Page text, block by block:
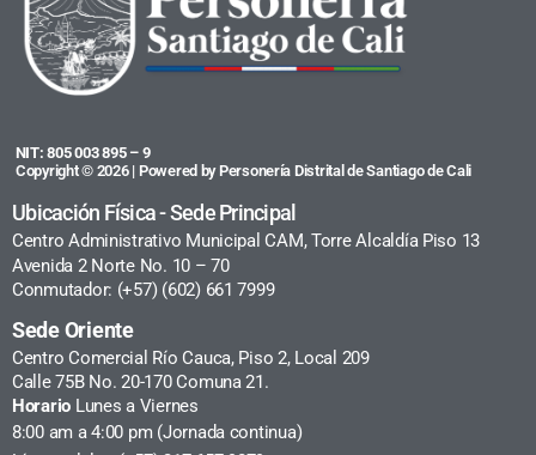
NIT: 805 003 895 – 9
Copyright © 2026 | Powered by Personería Distrital de Santiago de Cali
Ubicación Física - Sede Principal
Centro Administrativo Municipal CAM, Torre Alcaldía Piso 13
Avenida 2 Norte No. 10 – 70
Conmutador: (+57) (602) 661 7999
Sede Oriente
Centro Comercial Río Cauca, Piso 2, Local 209
Calle 75B No. 20-170 Comuna 21.
Horario Lunes a Viernes
8:00 am a 4:00 pm (Jornada continua)